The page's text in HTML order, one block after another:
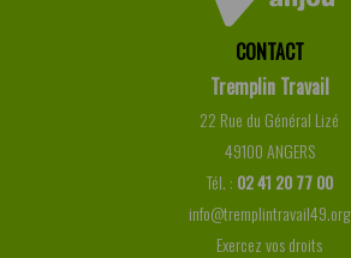
CONTACT
Tremplin Travail
22 Rue du Général Lizé
49100 ANGERS
Tél. : 02 41 20 77 00
info@tremplintravail49.org
Exercez vos droits